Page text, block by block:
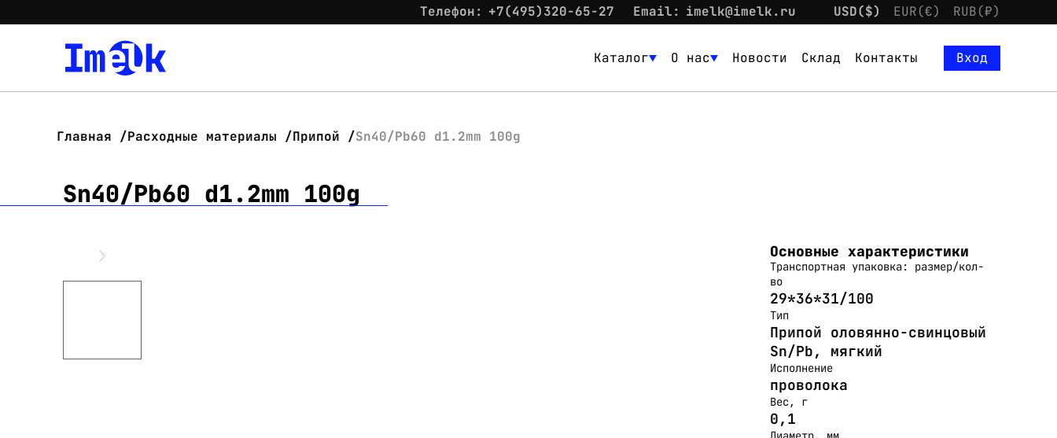
Телефон: +7(495)320-65-27 Email: imelk@imelk.ru USD($) EUR(€) RUB(₽)
Каталог О нас Новости Склад Контакты
Вход
Главная Расходные материалы Припой Sn40/Pb60 d1.2mm 100g
Sn40/Pb60 d1.2mm 100g
Основные характеристики
Транспортная упаковка: размер/кол-
во
29*36*31/100
Тип
Припой оловянно-свинцовый
Sn/Pb, мягкий
Исполнение
проволока
Вес, г
0,1